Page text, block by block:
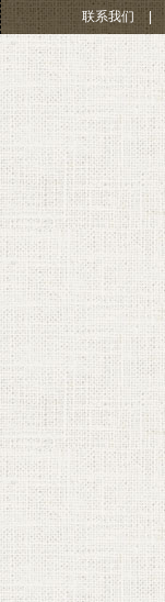
联系我们 |